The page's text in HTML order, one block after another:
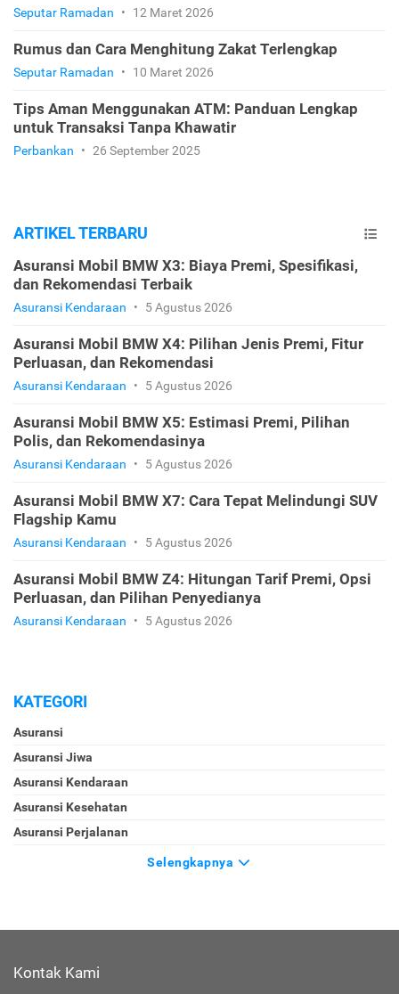
Seputar Ramadan • 12 Maret 2026
Rumus dan Cara Menghitung Zakat Terlengkap
Seputar Ramadan • 10 Maret 2026
Tips Aman Menggunakan ATM: Panduan Lengkap
untuk Transaksi Tanpa Khawatir
Perbankan • 26 September 2025
ARTIKEL TERBARU
Asuransi Mobil BMW X3: Biaya Premi, Spesifikasi,
dan Rekomendasi Terbaik
Asuransi Kendaraan • 5 Agustus 2026
Asuransi Mobil BMW X4: Pilihan Jenis Premi, Fitur
Perluasan, dan Rekomendasi
Asuransi Kendaraan • 5 Agustus 2026
Asuransi Mobil BMW X5: Estimasi Premi, Pilihan
Polis, dan Rekomendasinya
Asuransi Kendaraan • 5 Agustus 2026
Asuransi Mobil BMW X7: Cara Tepat Melindungi SUV
Flagship Kamu
Asuransi Kendaraan • 5 Agustus 2026
Asuransi Mobil BMW Z4: Hitungan Tarif Premi, Opsi
Perluasan, dan Pilihan Penyedianya
Asuransi Kendaraan • 5 Agustus 2026
KATEGORI
Asuransi
Asuransi Jiwa
Asuransi Kendaraan
Asuransi Kesehatan
Asuransi Perjalanan
Selengkapnya
Kontak Kami